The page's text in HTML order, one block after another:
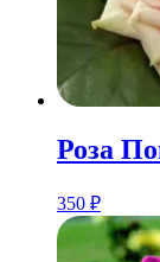
Розa
350 ₽